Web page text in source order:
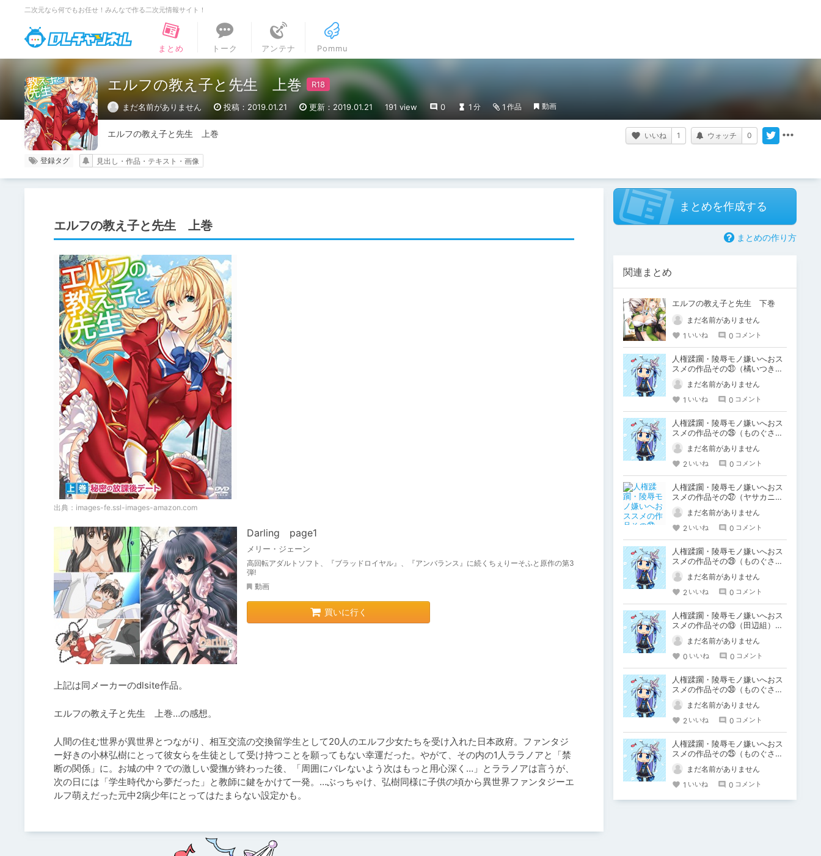
二次元なら何でもお任せ！みんなで作る二次元情報サイト！
DLチャンネル
まとめ
トーク アンテナ Pommu
エルフの教え子と先生 上巻
まだ名前がありません 投稿：2019.01.21 更新：2019.01.21 191 view 0 1 分 1 作品 動画
エルフの教え子と先生　上巻 いいね 1 ウォッチ 0
登録タグ 見出し・作品・テキスト・画像
エルフの教え子と先生 上巻
出典： images-fe.ssl-images-amazon.com
Darling page1
メリー・ジェーン
高回転アダルトソフト、『ブラッドロイヤル』、『アンバランス』に続くちぇりーそふと原作の第3
弾!
動画
買いに行く
上記は同メーカーのdlsite作品。
エルフの教え子と先生　上巻…の感想。
人間の住む世界が異世界とつながり、相互交流の交換留学生として20人のエルフ少女たちを受け入れた日本政府。ファンタジ
ー好きの小林弘樹にとって彼女らを生徒として受け持つことを願ってもない幸運だった。やがて、その内の1人ララノアと「禁
断の関係」に。お城の中？での激しい愛撫が終わった後、「周囲にバレないよう次はもっと用心深く…」とララノアは言うが、
次の日には「学生時代から夢だった」と教師に鍵をかけて一発。…ぶっちゃけ、弘樹同様に子供の頃から異世界ファンタジーエ
ルフ萌えだった元中2病少年にとってはたまらない設定かも。
まとめを作成する
まとめの作り方
関連まとめ
エルフの教え子と先生 下巻
まだ名前がありません
1 いいね 0 コメント
人権蹂躙・陵辱モノ嫌いへおス
スメの作品その㉛（橘いつき）
ちょこっとLOVE♡
まだ名前がありません
1 いいね 0 コメント
人権蹂躙・陵辱モノ嫌いへおス
スメの作品その㉖（ものぐさう
るふ）リキュールに媚薬
まだ名前がありません
2 いいね 0 コメント
人権蹂躙・陵辱モノ嫌いへおス
スメの作品その㊲（ヤサカニ・
アン）艦これシリーズ
まだ名前がありません
2 いいね 0 コメント
人権蹂躙・陵辱モノ嫌いへおス
スメの作品その㉙（ものぐさう
るふ）Engraved~
まだ名前がありません
2 いいね 0 コメント
人権蹂躙・陵辱モノ嫌いへおス
スメの作品その⑬（田辺組）ア
ヘアヘムーンR
まだ名前がありません
0 いいね 0 コメント
人権蹂躙・陵辱モノ嫌いへおス
スメの作品その㉚（ものぐさう
るふ）溺愛ロジック
まだ名前がありません
2 いいね 0 コメント
人権蹂躙・陵辱モノ嫌いへおス
スメの作品その㉕（ものぐさう
るふ）ポニーテールはいじっぱ
り
まだ名前がありません
1 いいね 0 コメント